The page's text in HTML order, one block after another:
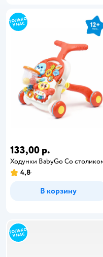
133,00 р.
Ходунки BabyGo Со
4,8
В корзину